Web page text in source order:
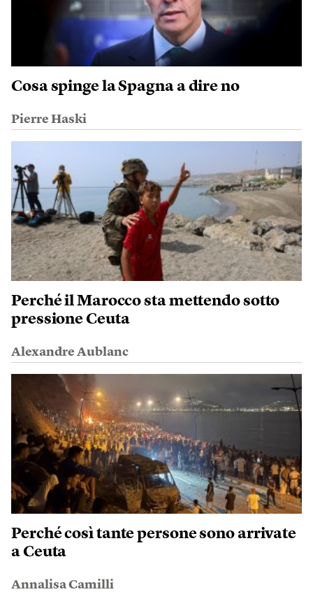
Cosa spinge la Spagna a dire no
Pierre Haski
Perché il Marocco sta mettendo sotto
pressione Ceuta
Alexandre Aublanc
Perché così tante persone sono arrivate
a Ceuta
Annalisa Camilli